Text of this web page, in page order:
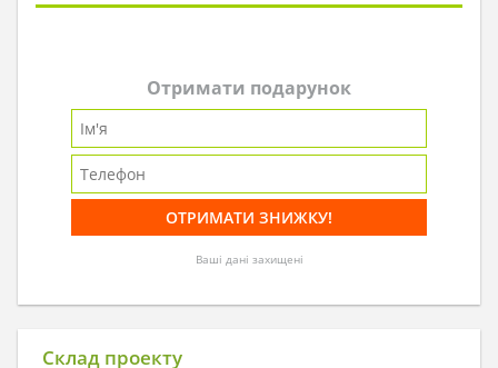
Отримати подарунок
Ваші дані захищені
Склад проекту